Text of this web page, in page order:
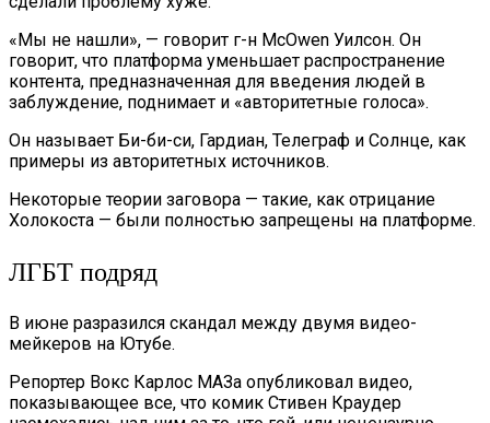
«Мы не нашли», — говорит г-н McOwen Уилсон. Он
говорит, что платформа уменьшает распространение
контента, предназначенная для введения людей в
заблуждение, поднимает и «авторитетные голоса».
Он называет Би-би-си, Гардиан, Телеграф и Солнце, как
примеры из авторитетных источников.
Некоторые теории заговора — такие, как отрицание
Холокоста — были полностью запрещены на платформе.
ЛГБТ подряд
В июне разразился скандал между двумя видео-
мейкеров на Ютубе.
Репортер Вокс Карлос МАЗа опубликовал видео,
показывающее все, что комик Стивен Краудер